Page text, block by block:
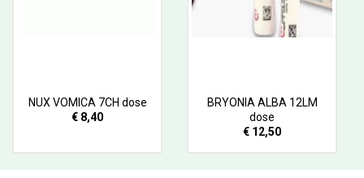
NUX VOMICA 7CH dose
€ 8,40
BRYONIA ALBA 12LM
dose
€ 12,50